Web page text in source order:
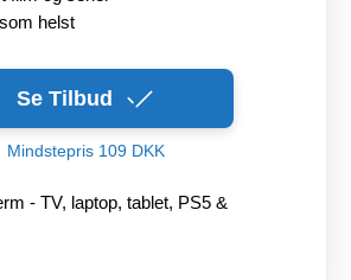
helst
Se Tilbud
Mindstepris 109 DKK
- TV, laptop, tablet, PS5 &